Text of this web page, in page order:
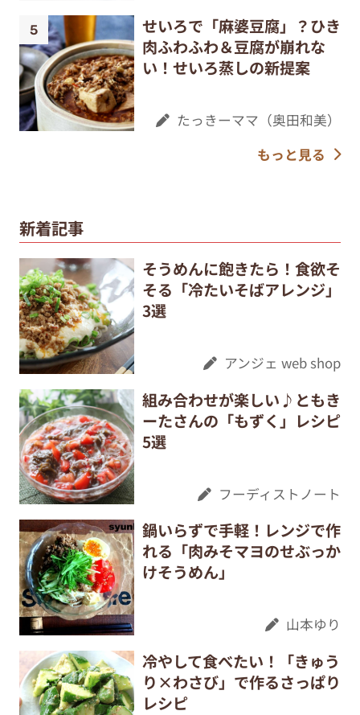
せいろで「麻婆豆腐」？ひき
肉ふわふわ＆豆腐が崩れな
い！せいろ蒸しの新提案
たっきーママ（奥田和美）
もっと見る
新着記事
そうめんに飽きたら！食欲そ
そる「冷たいそばアレンジ」
3選
アンジェ web shop
組み合わせが楽しい♪ともき
ーたさんの「もずく」レシピ
5選
フーディストノート
鍋いらずで手軽！レンジで作
れる「肉みそマヨのせぶっか
けそうめん」
山本ゆり
冷やして食べたい！「きゅう
り×わさび」で作るさっぱり
レシピ